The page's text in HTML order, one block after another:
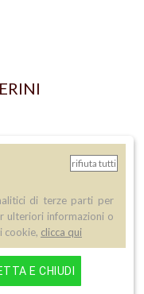
rifiuta tutti
di terze parti per
ulteriori informazioni o
cookie, clicca qui
E CHIUDI